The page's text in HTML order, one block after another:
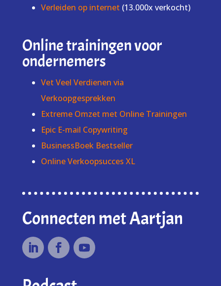
Verleiden op internet (13.000x verkocht)
Online trainingen voor
ondernemers
Vet Veel Verdienen via
Verkoopgesprekken
Extreme Omzet met Online Trainingen
Epic E-mail Copywriting
BusinessBoek Bestseller
Online Verkoopsucces XL
Connecten met Aartjan